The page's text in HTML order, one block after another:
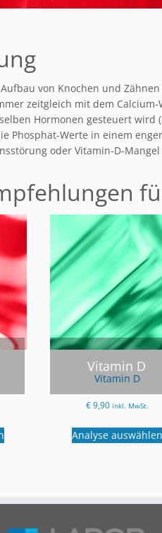
von Knochen und
zeitgleich mit dem
Hormonen gesteuert wird
Phosphat-Werte in einem
oder Vitamin-D-Mangel
Vitamin D
Vitamin D
€9,90 inkl. MwSt.
Analyse auswählen